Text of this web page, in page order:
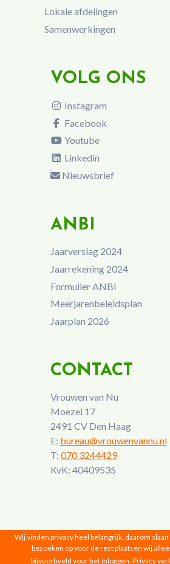
Lokale afdelingen
Samenwerkingen
VOLG ONS
Instagram
Facebook
Youtube
Linkedin
Nieuwsbrief
ANBI
Jaarverslag 2024
Jaarrekening 2024
Formulier ANBI
Meerjarenbeleidsplan
Jaarplan 2026
CONTACT
Vrouwen van Nu
Moezel 17
2491 CV Den Haag
E: bureau@vrouwenvannu.nl
T: 070 3244429
KvK: 40409535
Vrouwen van Nu © 2026 |
Wij vinden privacy heel belangrijk, daarom
bezoeken op voor de rest plaatsen wij
bijvoorbeeld voor het inloggen. Privacy